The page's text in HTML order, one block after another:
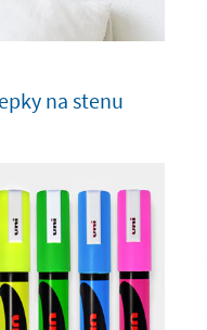
na stenu